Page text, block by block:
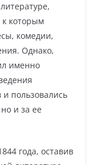
которым
комедии,
Однако,
именно
пользовались
и за ее
года, оставив